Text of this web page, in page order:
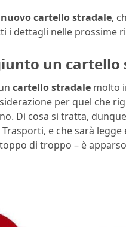
nuovo cartello stradale,
i dettagli nelle prossime
un
cartello stradale molto
per quel che
Di cosa si tratta,
e che sarà
di troppo – è